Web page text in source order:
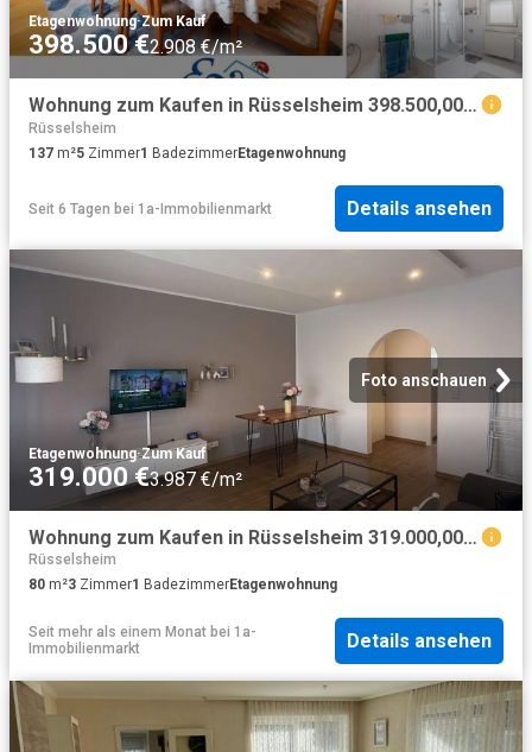
Etagenwohnung·Zum Kauf
398.500 €2.908 €/m²
Wohnung zum Kaufen in Rüsselsheim 398.500,00 EUR 137.36 m²
Rüsselsheim
137 m²5 Zimmer1 BadezimmerEtagenwohnung
Seit 6 Tagen bei 1a-Immobilienmarkt Details ansehen
Foto anschauen
Etagenwohnung·Zum Kauf
319.000 €3.987 €/m²
Wohnung zum Kaufen in Rüsselsheim 319.000,00 EUR 80 m²
Rüsselsheim
80 m²3 Zimmer1 BadezimmerEtagenwohnung
Seit mehr als einem Monat bei 1a-
Immobilienmarkt
Details ansehen